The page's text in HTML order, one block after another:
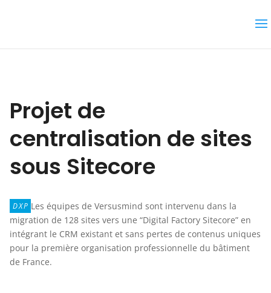
Projet de
centralisation de sites
sous Sitecore
DXP Les équipes de Versusmind sont intervenu dans la
migration de 128 sites vers une “Digital Factory Sitecore” en
intégrant le CRM existant et sans pertes de contenus uniques
pour la première organisation professionnelle du bâtiment
de France.